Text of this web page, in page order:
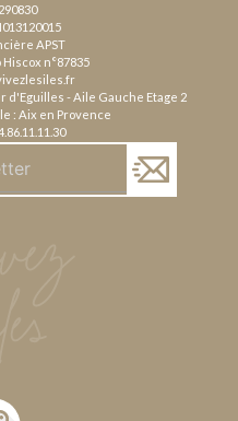
APST
n°87835
d'Eguilles - Aile Gauche Etage 2
: Aix en Provence